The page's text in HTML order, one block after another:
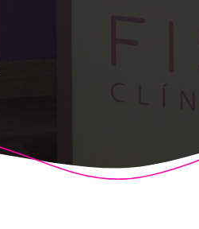
WordPress y elHighlight Theme